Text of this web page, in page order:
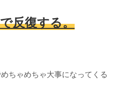
反復する。
ちゃめちゃ大事になってくる